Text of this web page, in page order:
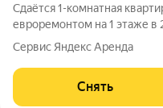
Сдаётся 1-комнатная
евроремонтом на 1 этаже в
месяцев. Из техники есть: Телевизор Духовой шкаф
Стиральная машина Холодильник Микроволновка Дом -
монолитный, окна выходят
Сервис Яндекс Аренда
Снять